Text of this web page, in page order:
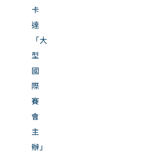
卡
達
「大
型
國
際
賽
會
主
辦」